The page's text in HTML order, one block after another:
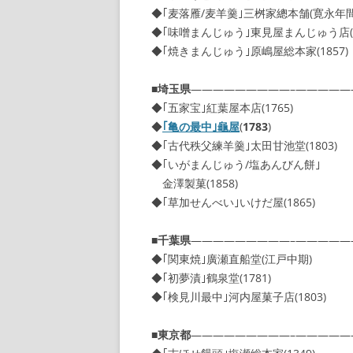
◆｢麦落雁/麦羊羹｣三桝家總本舗(寛永年
◆｢味噌まんじゅう｣東見屋まんじゅう店
◆｢焼きまんじゅう｣原嶋屋総本家(1857)
■埼玉県
◆｢五家宝｣紅葉屋本店(1765)
◆｢亀の最中｣龜屋(1783)
◆｢古代秩父練羊羹｣太田甘池堂(1803)
◆｢いがまんじゅう/塩あんびん餅｣
金澤製菓(1858)
◆｢草加せんべい｣いけだ屋(1865)
■千葉県
◆｢関東焼｣廣瀬直船堂(江戸中期)
◆｢初夢漬｣鶴泉堂(1781)
◆｢検見川最中｣河内屋菓子店(1803)
■東京都